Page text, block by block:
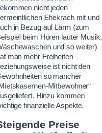
nicht jeden
Ehekrach mit und
in Bezug auf Lärm (zum
beim Hören lauter Musik,
und so weiter)
man mehr Freiheiten
ist nicht den
so mancher
Mitbewohner“
Hinzu kommen
finanzielle Aspekte.
Preise